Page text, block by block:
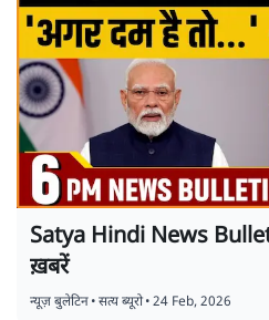
Satya Hindi News
ख़बरें
न्यूज़ बुलेटिन•सत्य ब्यूरो•24 Feb, 2026